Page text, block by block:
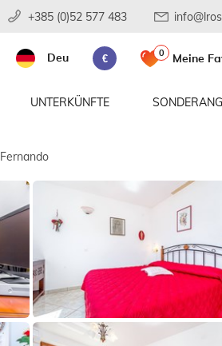
+385 (0)52 577 483
UNTERKÜNFTE
Deu € 0 Meine
Fernando